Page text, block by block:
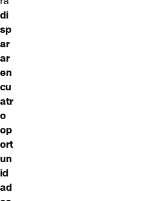
di
sp
ar
ar
en
cu
atr
o
op
ort
un
id
ad